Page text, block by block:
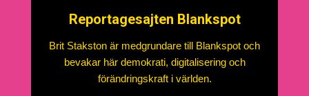
Reportagesajten Blankspot
Brit Stakston är medgrundare till Blankspot och
bevakar här demokrati, digitalisering och
förändringskraft i världen.